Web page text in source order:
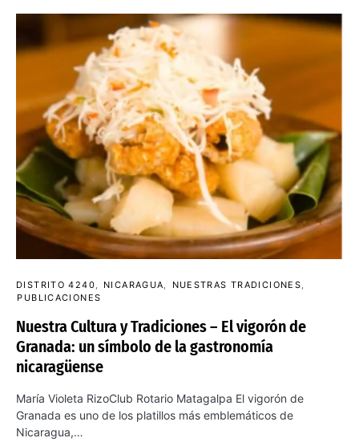
DISTRITO 4240 NICARAGUA
NUESTRAS TRADICIONES
PUBLICACIONES
Nuestra Cultura y Tradiciones – El vigorón de
Granada: un símbolo de la gastronomía
nicaragüense
María Violeta RizoClub Rotario Matagalpa El vigorón de
Granada es uno de los platillos más emblemáticos de
Nicaragua,…